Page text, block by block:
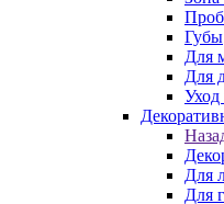
Губы
Для
Для
Уход
Для
Для